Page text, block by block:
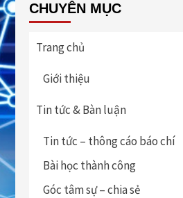
CHUYÊN MỤC
Trang chủ
Giới thiệu
Tin tức & Bàn luận
Tin tức – thông cáo báo chí
Bài học thành công
Góc tâm sự – chia sẻ